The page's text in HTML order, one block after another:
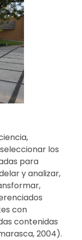
los
para
y analizar,
con
contenidas
2004).